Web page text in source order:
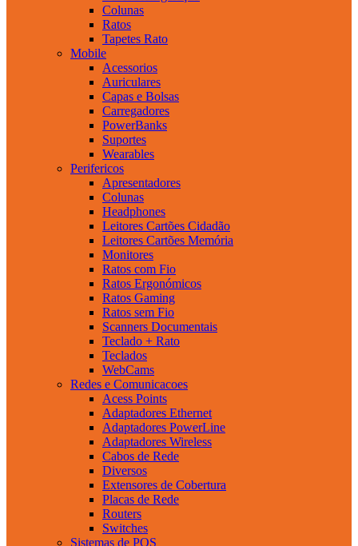
Colunas
Ratos
Tapetes Rato
Mobile
Acessorios
Auriculares
Capas e Bolsas
Carregadores
PowerBanks
Suportes
Wearables
Perifericos
Apresentadores
Colunas
Headphones
Leitores Cartões Cidadão
Leitores Cartões Memória
Monitores
Ratos com Fio
Ratos Ergonómicos
Ratos Gaming
Ratos sem Fio
Scanners Documentais
Teclado + Rato
Teclados
WebCams
Redes e Comunicacoes
Acess Points
Adaptadores Ethernet
Adaptadores PowerLine
Adaptadores Wireless
Cabos de Rede
Diversos
Extensores de Cobertura
Placas de Rede
Routers
Switches
Sistemas de POS